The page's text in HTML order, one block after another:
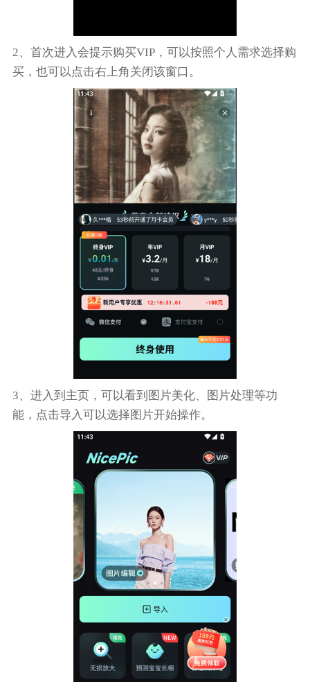
2、首次进入会提示购买VIP，可以按照个人需求选择购
买，也可以点击右上角关闭该窗口。
3、进入到主页，可以看到图片美化、图片处理等功
能，点击导入可以选择图片开始操作。